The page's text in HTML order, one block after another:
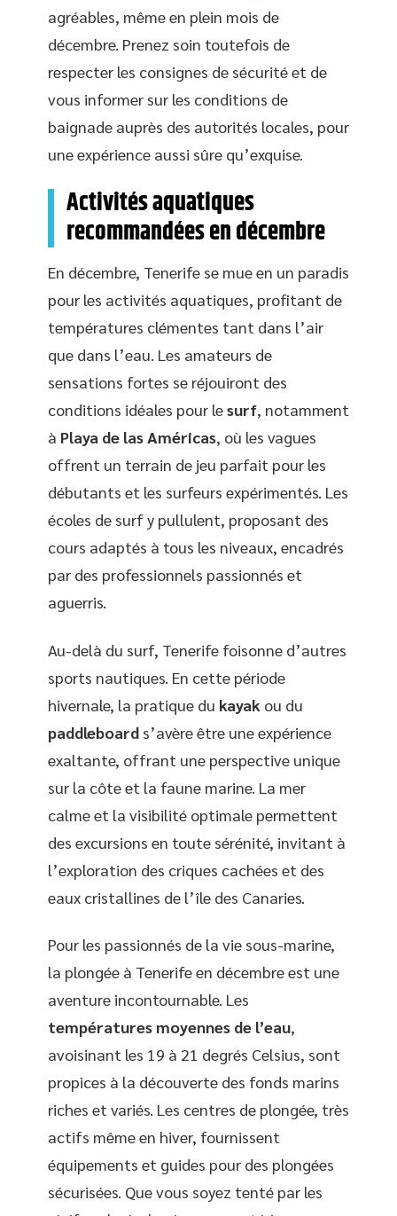
agréables, même en plein mois de
décembre. Prenez soin toutefois de
respecter les consignes de sécurité et de
vous informer sur les conditions de
baignade auprès des autorités locales, pour
une expérience aussi sûre qu’exquise.
Activités aquatiques
recommandées en décembre
En décembre, Tenerife se mue en un paradis
pour les activités aquatiques, profitant de
températures clémentes tant dans l’air
que dans l’eau. Les amateurs de
sensations fortes se réjouiront des
conditions idéales pour lesurf, notamment
à Playa de las Américas, où les vagues
offrent un terrain de jeu parfait pour les
débutants et les surfeurs expérimentés. Les
écoles de surf y pullulent, proposant des
cours adaptés à tous les niveaux, encadrés
par des professionnels passionnés et
aguerris.
Au-delà du surf, Tenerife foisonne d’autres
sports nautiques. En cette période
hivernale, la pratique du kayak ou du
paddleboard s’avère être une expérience
exaltante, offrant une perspective unique
sur la côte et la faune marine. La mer
calme et la visibilité optimale permettent
des excursions en toute sérénité, invitant à
l’exploration des criques cachées et des
eaux cristallines de l’île des Canaries.
Pour les passionnés de la vie sous-marine,
la plongée à Tenerife en décembre est une
aventure incontournable. Les
températures moyennes de l’eau,
avoisinant les 19 à 21 degrés Celsius, sont
propices à la découverte des fonds marins
riches et variés. Les centres de plongée, très
actifs même en hiver, fournissent
équipements et guides pour des plongées
sécurisées. Que vous soyez tenté par les